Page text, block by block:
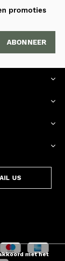
promoties
ABONNEER
US
met het